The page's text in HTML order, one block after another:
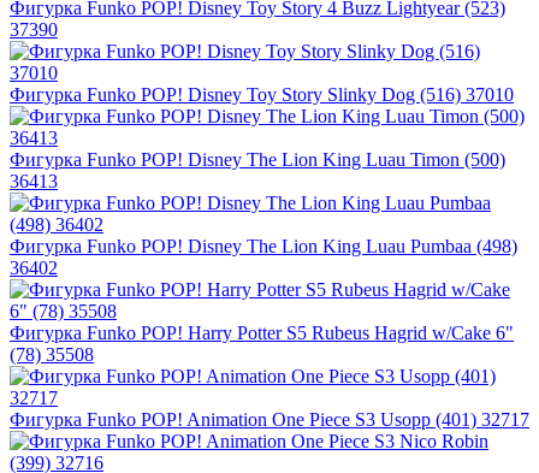
Фигурка Funko POP! Disney Toy Story 4 Buzz Lightyear (523)
37390
Фигурка Funko POP! Disney Toy Story Slinky Dog (516) 37010
Фигурка Funko POP! Disney The Lion King Luau Timon (500)
36413
Фигурка Funko POP! Disney The Lion King Luau Pumbaa (498)
36402
Фигурка Funko POP! Harry Potter S5 Rubeus Hagrid w/Cake 6"
(78) 35508
Фигурка Funko POP! Animation One Piece S3 Usopp (401) 32717